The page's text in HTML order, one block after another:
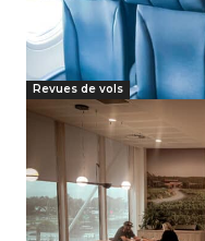
Revues de vols